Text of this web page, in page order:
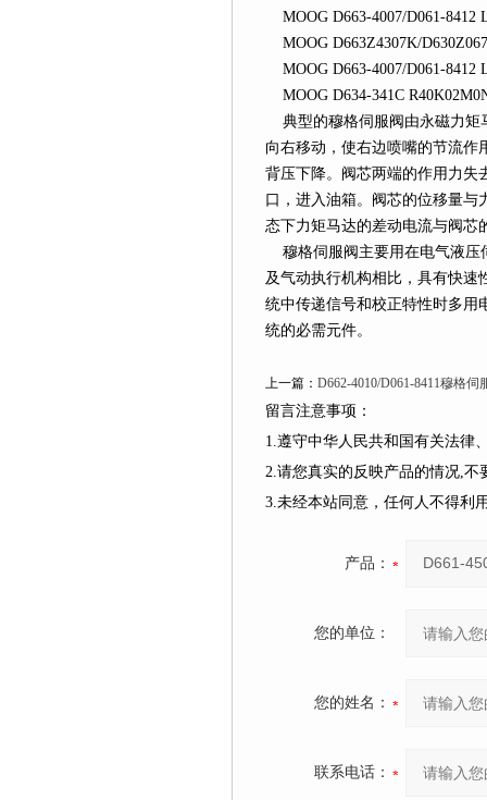
MOOG D663-4007/D061-8412
MOOG D663Z4307K/
MOOG D663-4007/D061-8412
MOOG D634-341C
典型的穆格伺服阀由永磁力矩
向右移动，使右边喷嘴的节流作
背压下降。阀芯两端的作用力失
口，进入油箱。阀芯的位移量
态下力矩马达的差动电流与阀芯
穆格伺服阀主要用在电气液压
及气动执行机构相比，具有快速
统中传递信号和校正特性时多用
统的必需元件。
上一篇： D662-4010/D061-8411穆格
留言注意事项：
1.遵守中华人民共和国有关法律
2.请您真实的反映产品的情况,
3.未经本站同意，任何人不得利
产品：
您的单位：
您的姓名：
联系电话：